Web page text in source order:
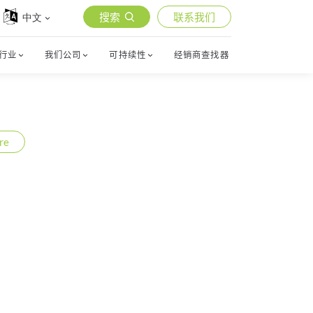
中文 搜索 联系我们
业 我们公司 可持续性 经销商查找器